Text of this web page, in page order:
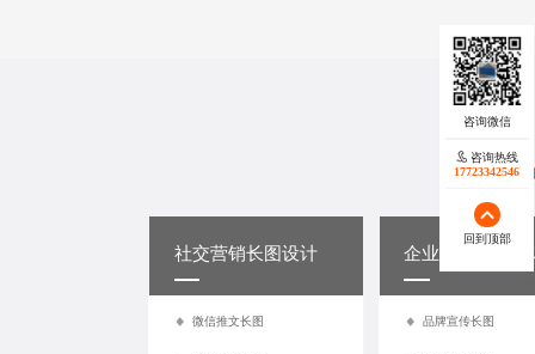
蓝橙视
社交营销长图设计
微信推文长图
企业 宣传长图设
品牌宣传长图
咨询热线
17723342546
回到顶部